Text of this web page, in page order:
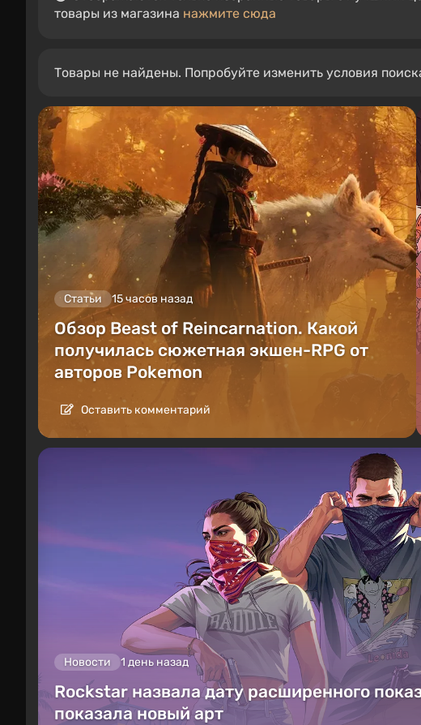
товары из магазина нажмите сюда
Товары не найдены. Попробуйте изменить условия
Статьи 15 часов назад
Обзор Beast of Reincarnation. Какой
получилась сюжетная экшен-RPG от
авторов Pokemon
Оставить комментарий
Новости 1 день назад
Rockstar назвала дату расширенного
показала новый арт